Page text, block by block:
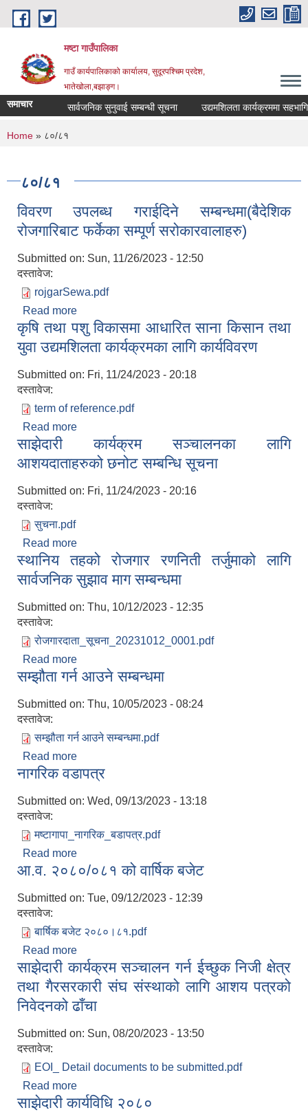
Skip to main content
मष्टा गाउँपालिका
गाउँ कार्यपालिकाको कार्यालय, सुदूरपश्चिम प्रदेश,
भातेखोला,बझाङ्ग।
समाचार सार्वजनिक सुनुवाई सम्बन्धी सूचना उद्यमशिलता कार्यक्रममा सहभागिता
You are here
Home » ८०/८१
८०/८१
विवरण उपलब्ध गराईदिने सम्बन्धमा(बैदेशिक
रोजगारिबाट फर्केका सम्पूर्ण सरोकारवालाहरु)
Submitted on: Sun, 11/26/2023 - 12:50
दस्तावेज:
rojgarSewa.pdf
Read more
रोजगारिबाट फर्केका सम्पूर्ण सरोकारवालाहरु)
कृषि तथा पशु विकासमा आधारित साना किसान तथा
युवा उद्यमशिलता कार्यक्रमका लागि कार्यविवरण
Submitted on: Fri, 11/24/2023 - 20:18
दस्तावेज:
term of reference.pdf
Read more
युवा उद्यमशिलता कार्यक्रमका लागि कार्यविवरण
साझेदारी कार्यक्रम सञ्चालनका लागि
आशयदाताहरुको छनोट सम्बन्धि सूचना
Submitted on: Fri, 11/24/2023 - 20:16
दस्तावेज:
सुचना.pdf
Read more
आशयदाताहरुको छनोट सम्बन्धि सूचना
स्थानिय तहको रोजगार रणनिती तर्जुमाको लागि
सार्वजनिक सुझाव माग सम्बन्धमा
Submitted on: Thu, 10/12/2023 - 12:35
दस्तावेज:
रोजगारदाता_सूचना_20231012_0001.pdf
Read more
सार्वजनिक सुझाव माग सम्बन्धमा
सम्झौता गर्न आउने सम्बन्धमा
Submitted on: Thu, 10/05/2023 - 08:24
दस्तावेज:
सम्झौता गर्न आउने सम्बन्धमा.pdf
Read more
नागरिक वडापत्र
Submitted on: Wed, 09/13/2023 - 13:18
दस्तावेज:
मष्टागापा_नागरिक_बडापत्र.pdf
Read more
आ.व. २०८०/०८१ को वार्षिक बजेट
Submitted on: Tue, 09/12/2023 - 12:39
दस्तावेज:
बार्षिक बजेट २०८०।८१.pdf
Read more
साझेदारी कार्यक्रम सञ्चालन गर्न ईच्छुक निजी क्षेत्र
तथा गैरसरकारी संघ संस्थाको लागि आशय पत्रको
निवेदनको ढाँचा
Submitted on: Sun, 08/20/2023 - 13:50
दस्तावेज:
EOI_ Detail documents to be submitted.pdf
Read more
तथा गैरसरकारी संघ संस्थाको लागि आशय पत्रको निवेदनको
साझेदारी कार्यविधि २०८०